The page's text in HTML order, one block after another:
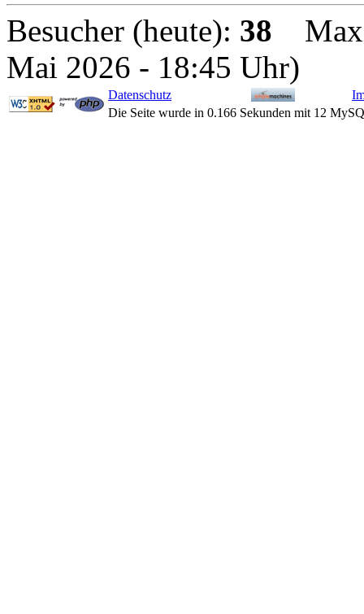
Besucher (heute): 38
Mai 2026 - 18:45 Uhr)
Datenschutz
Die Seite wurde in 0.166 Sekunden mit 12